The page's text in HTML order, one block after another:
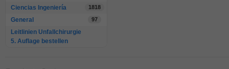
Ciencias Ingeniería 1818
General 97
Leitlinien Unfallchirurgie
5. Auflage bestellen